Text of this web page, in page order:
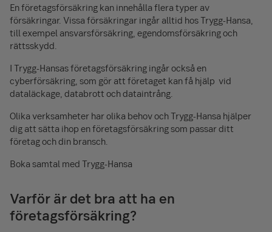
En företagsförsäkring kan innehålla flera typer av
försäkringar. Vissa försäkringar ingår alltid hos Trygg-Hansa,
till exempel ansvarsförsäkring, egendomsförsäkring och
rättsskydd.
I Trygg-Hansas företagsförsäkring ingår också en
cyberförsäkring, som gör att företaget kan få hjälp vid
dataläckage, databrott och dataintrång.
Olika verksamheter har olika behov och Trygg-Hansa hjälper
dig att sätta ihop en företagsförsäkring som passar ditt
företag och din bransch.
Boka samtal med Trygg-Hansa
Varför är det bra att ha en
företagsförsäkring?